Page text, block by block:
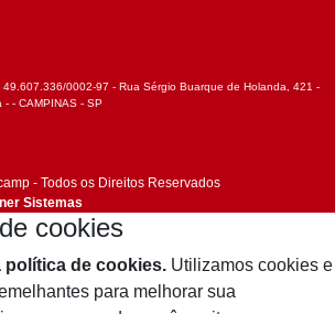
49.607.336/0002-97 - Rua Sérgio Buarque de Holanda, 421 -
- - CAMPINAS - SP
- Todos os Direitos Reservados
Sistemas
cookies
de cookies. Utilizamos cookies e
para melhorar sua